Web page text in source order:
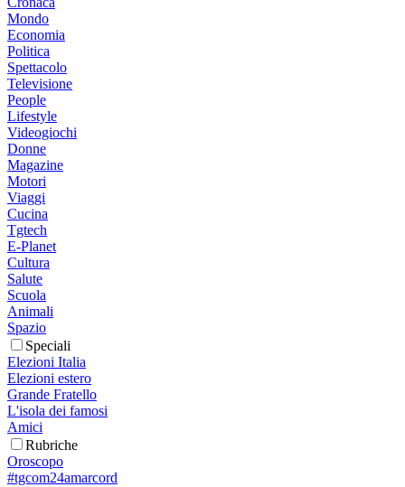
Mondo
Economia
Politica
Spettacolo
Televisione
People
Lifestyle
Videogiochi
Donne
Magazine
Motori
Viaggi
Cucina
Tgtech
E-Planet
Cultura
Salute
Scuola
Animali
Spazio
Speciali
Elezioni Italia
Elezioni estero
Grande Fratello
L'isola dei famosi
Amici
Rubriche
Oroscopo
#tgcom24amarcord